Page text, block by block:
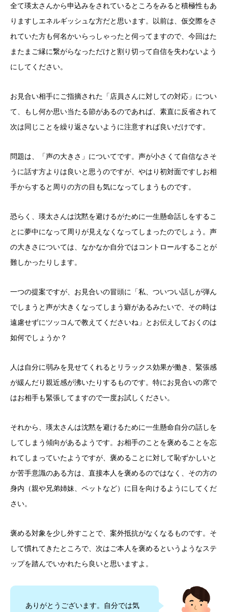
全て瑛太さんから申込みをされているところをみると積極性もあ
りますしエネルギッシュな方だと思います。以前は、仮交際をさ
れていた方も何名かいらっしゃったと伺ってますので、今回はた
またまご縁に繋がらなっただけと割り切って自信を失わないよう
にしてください。
お見合い相手にご指摘された「店員さんに対しての対応」につい
て、もし何か思い当たる節があるのであれば、素直に反省されて
次は同じことを繰り返さないように注意すれば良いだけです。
問題は、「声の大きさ」についてです。声が小さくて自信なさそ
うに話す方よりは良いと思うのですが、やはり初対面ですしお相
手からすると周りの方の目も気になってしまうものです。
恐らく、瑛太さんは沈黙を避けるがために一生懸命話しをするこ
とに夢中になって周りが見えなくなってしまったのでしょう。声
の大きさについては、なかなか自分ではコントロールすることが
難しかったりします。
一つの提案ですが、お見合いの冒頭に「私、ついつい話しが弾ん
でしまうと声が大きくなってしまう癖があるみたいで、その時は
遠慮せずにツッコんで教えてくださいね」とお伝えしておくのは
如何でしょうか？
人は自分に弱みを見せてくれるとリラックス効果が働き、緊張感
が緩んだり親近感が沸いたりするものです。特にお見合いの席で
はお相手も緊張してますので一度お試しください。
それから、瑛太さんは沈黙を避けるために一生懸命自分の話しを
してしまう傾向があるようです。お相手のことを褒めることを忘
れてしまっていたようですが、褒めることに対して恥ずかしいと
か苦手意識のある方は、直接本人を褒めるのではなく、その方の
身内（親や兄弟姉妹、ペットなど）に目を向けるようにしてくだ
さい。
褒める対象を少し外すことで、案外抵抗がなくなるものです。そ
して慣れてきたところで、次はご本人を褒めるというようなステ
ップを踏んでいかれたら良いと思いますよ。
ありがとうございます。自分では気